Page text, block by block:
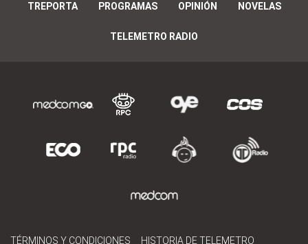
TREPORTA PROGRAMAS OPINIÓN NOVELAS
TELEMETRO RADIO
TÉRMINOS Y CONDICIONES HISTORIA DE TELEMETRO